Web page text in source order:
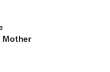
Mother